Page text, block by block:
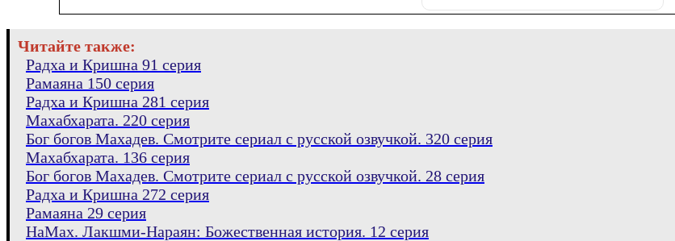
Читайте также:
Радха и Кришна 91 серия
Рамаяна 150 серия
Радха и Кришна 281 серия
Махабхарата. 220 серия
Бог богов Махадев. Смотрите сериал с русской озвучкой. 320 серия
Махабхарата. 136 серия
Бог богов Махадев. Смотрите сериал с русской озвучкой. 28 серия
Радха и Кришна 272 серия
Рамаяна 29 серия
НаМах. Лакшми-Нараян: Божественная история. 12 серия